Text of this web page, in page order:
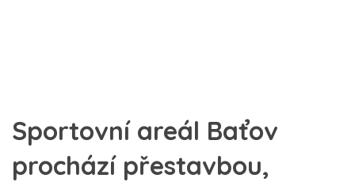
Sportovní areál Baťov
prochází přestavbou,